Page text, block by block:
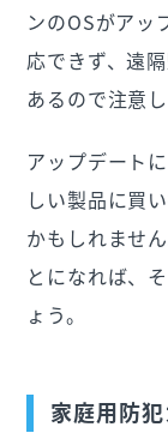
ンのOSがアッ
応できず、遠
あるので注意し
アップデート
しい製品に買
かもしれませ
とになれば、
ょう。
家庭用防